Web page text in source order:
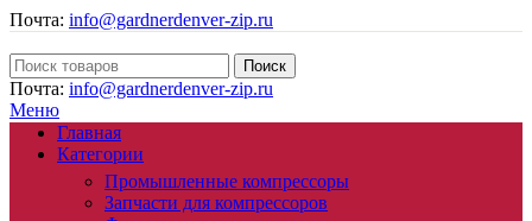
Почта: info@gardnerdenver-zip.ru
Поиск
Почта: info@gardnerdenver-zip.ru
Меню
Главная
Категории
Промышленные компрессоры
Запчасти для компрессоров